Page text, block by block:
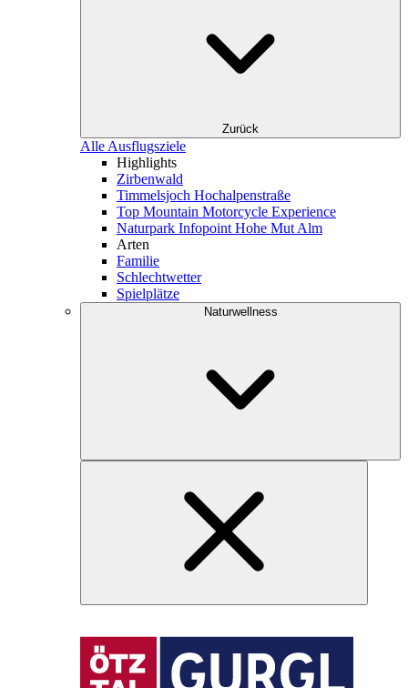
Zurück
Alle Ausflugsziele
Highlights
Zirbenwald
Timmelsjoch Hochalpenstraße
Top Mountain Motorcycle Experience
Naturpark Infopoint Hohe Mut Alm
Arten
Familie
Schlechtwetter
Spielplätze
Naturwellness